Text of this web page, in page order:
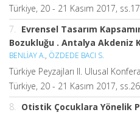
Türkiye, 20 - 21 Kasım 2017,
7. Evrensel Tasarım
Bozukluğu . Antalya Akdeniz
BENLİAY A., ÖZDEDE BACI S.
Türkiye Peyzajları II. Ulusal
Türkiye, 20 - 21 Kasım 2017,
8. Otistik Çocuklara Yönelik